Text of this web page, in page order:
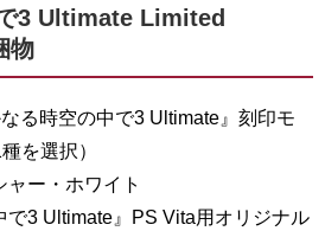
3 Ultimate Limited
物
る時空の中で3 Ultimate』刻印モ
を選択）
ャー・ホワイト
で3 Ultimate』PS Vita用オリジナル